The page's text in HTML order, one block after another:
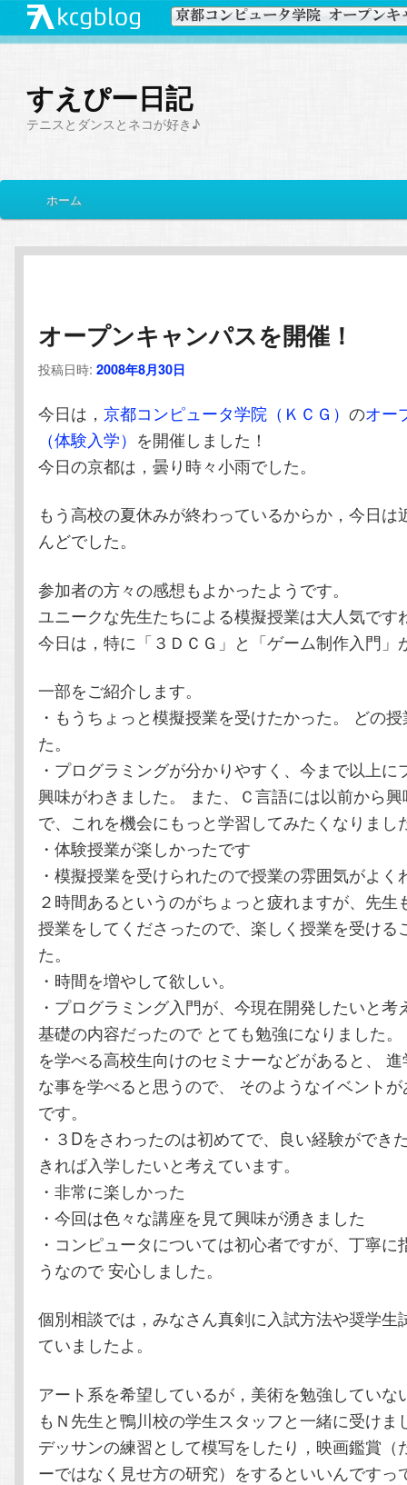
すえぴー日記
テニスとダンスとネコが好き♪
イ
メ
イ
コ
ン
テ
ン
ツ
移
動
サ
ブ
ン
テ
ン
ツ
へ
動
ホーム
オープンキャンパスを開催！
投稿日時:2008年8月30日
今日は，京都コンピュータ学院（ＫＣＧ）のオー
（体験入学） を開催しました！
今日の京都は，曇り時々小雨でした。
もう高校の夏休みが終わっているからか，今日は
んどでした。
参加者の方々の感想もよかったようです。
ユニークな先生たちによる模擬授業は大人気です
今日は，特に「３ＤＣＧ」と「ゲーム制作入門」
一部をご紹介します。
・もうちょっと模擬授業を受けたかった。 どの
た。
・プログラミングが分かりやすく、今まで以上に
興味がわきました。 また、Ｃ言語には以前から
で、これを機会にもっと学習してみたくなりまし
・体験授業が楽しかったです
・模擬授業を受けられたので授業の雰囲気がよく
２時間あるというのがちょっと疲れますが、先生
授業をしてくださったので、楽しく授業を受ける
た。
・時間を増やして欲しい。
・プログラミング入門が、今現在開発したいと考
基礎の内容だったので とても勉強になりました
を学べる高校生向けのセミナーなどがあると、
な事を学べると思うので、 そのようなイベント
です。
・３Dをさわったのは初めてで、良い経験ができ
きれば入学したいと考えています。
・非常に楽しかった
・今回は色々な講座を見て興味が湧きました
・コンピュータについては初心者ですが、丁寧に
うなので 安心しました。
個別相談では，みなさん真剣に入試方法や奨学生
ていましたよ。
アート系を希望しているが，美術を勉強していな
もＮ先生と鴨川校の学生スタッフと一緒に受けま
デッサンの練習として模写をしたり，映画鑑賞（
ーではなく見せ方の研究）をするといいんですっ